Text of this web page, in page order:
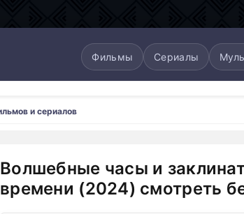
Фильмы Сериалы
Волшебные часы и
времени (2024) смотреть